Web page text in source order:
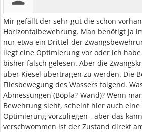
Mir gefällt der sehr gut die schon
Horizontalbewehrung. Man benötigt ja
nur etwa ein Drittel der
liegt eine Optimierung vor oder ich
bisher falsch gelesen. Aber die
über Kiesel übertragen zu werden. Die
Fliesbewegung des Wassers folgend.
Abmessungen (Bopla?-Wand)? Wenn
Bewehrung sieht, scheint hier auch eine
Optimierung vorzuliegen - aber das
verschwommen ist der Zustand direkt